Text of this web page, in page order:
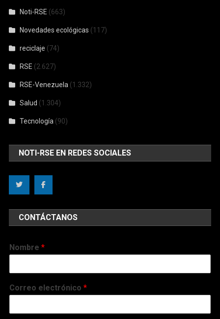
Noti-RSE (663)
Novedades ecológicas (117)
reciclaje (74)
RSE (2.627)
RSE-Venezuela (1.332)
Salud (1.304)
Tecnología (90)
NOTI-RSE EN REDES SOCIALES
CONTÁCTANOS
Nombre*
Correo electrónico*